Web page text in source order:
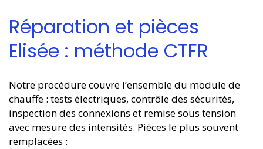
Réparation et pièces
Elisée : méthode CTFR
Notre procédure couvre l’ensemble du module de
chauffe : tests électriques, contrôle des sécurités,
inspection des connexions et remise sous tension
avec mesure des intensités. Pièces le plus souvent
remplacées :